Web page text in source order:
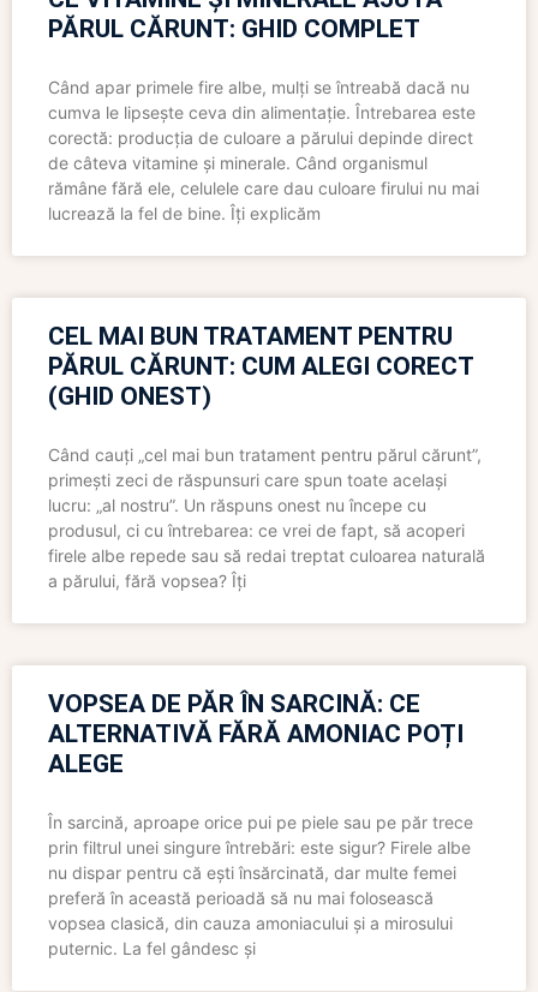
PĂRUL CĂRUNT: GHID COMPLET
Când apar primele fire albe, mulți se întreabă dacă nu
cumva le lipsește ceva din alimentație. Întrebarea este
corectă: producția de culoare a părului depinde direct
de câteva vitamine și minerale. Când organismul
rămâne fără ele, celulele care dau culoare firului nu mai
lucrează la fel de bine. Îți explicăm
CEL MAI BUN TRATAMENT PENTRU
PĂRUL CĂRUNT: CUM ALEGI CORECT
(GHID ONEST)
Când cauți „cel mai bun tratament pentru părul cărunt”,
primești zeci de răspunsuri care spun toate același
lucru: „al nostru”. Un răspuns onest nu începe cu
produsul, ci cu întrebarea: ce vrei de fapt, să acoperi
firele albe repede sau să redai treptat culoarea naturală
a părului, fără vopsea? Îți
VOPSEA DE PĂR ÎN SARCINĂ: CE
ALTERNATIVĂ FĂRĂ AMONIAC POȚI
ALEGE
În sarcină, aproape orice pui pe piele sau pe păr trece
prin filtrul unei singure întrebări: este sigur? Firele albe
nu dispar pentru că ești însărcinată, dar multe femei
preferă în această perioadă să nu mai folosească
vopsea clasică, din cauza amoniacului și a mirosului
puternic. La fel gândesc și